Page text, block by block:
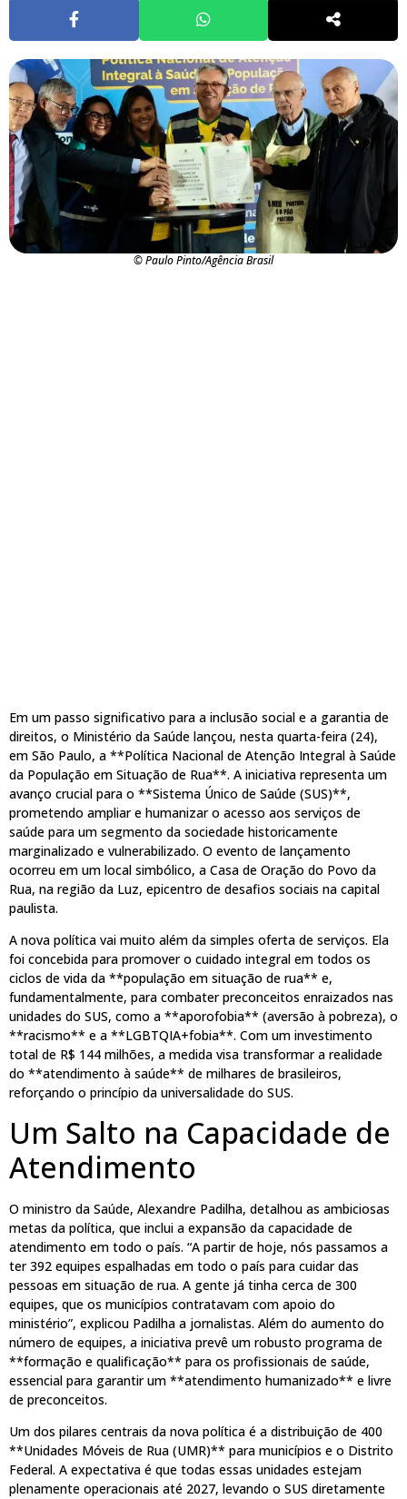
© Paulo Pinto/Agência Brasil
Em um passo significativo para a inclusão social e a garantia de
direitos, o Ministério da Saúde lançou, nesta quarta-feira (24),
em São Paulo, a **Política Nacional de Atenção Integral à Saúde
da População em Situação de Rua**. A iniciativa representa um
avanço crucial para o **Sistema Único de Saúde (SUS)**,
prometendo ampliar e humanizar o acesso aos serviços de
saúde para um segmento da sociedade historicamente
marginalizado e vulnerabilizado. O evento de lançamento
ocorreu em um local simbólico, a Casa de Oração do Povo da
Rua, na região da Luz, epicentro de desafios sociais na capital
paulista.
A nova política vai muito além da simples oferta de serviços. Ela
foi concebida para promover o cuidado integral em todos os
ciclos de vida da **população em situação de rua** e,
fundamentalmente, para combater preconceitos enraizados nas
unidades do SUS, como a **aporofobia** (aversão à pobreza), o
**racismo** e a **LGBTQIA+fobia**. Com um investimento
total de R$ 144 milhões, a medida visa transformar a realidade
do **atendimento à saúde** de milhares de brasileiros,
reforçando o princípio da universalidade do SUS.
Um Salto na Capacidade de
Atendimento
O ministro da Saúde, Alexandre Padilha, detalhou as ambiciosas
metas da política, que inclui a expansão da capacidade de
atendimento em todo o país. “A partir de hoje, nós passamos a
ter 392 equipes espalhadas em todo o país para cuidar das
pessoas em situação de rua. A gente já tinha cerca de 300
equipes, que os municípios contratavam com apoio do
ministério”, explicou Padilha a jornalistas. Além do aumento do
número de equipes, a iniciativa prevê um robusto programa de
**formação e qualificação** para os profissionais de saúde,
essencial para garantir um **atendimento humanizado** e livre
de preconceitos.
Um dos pilares centrais da nova política é a distribuição de 400
**Unidades Móveis de Rua (UMR)** para municípios e o Distrito
Federal. A expectativa é que todas essas unidades estejam
plenamente operacionais até 2027, levando o SUS diretamente